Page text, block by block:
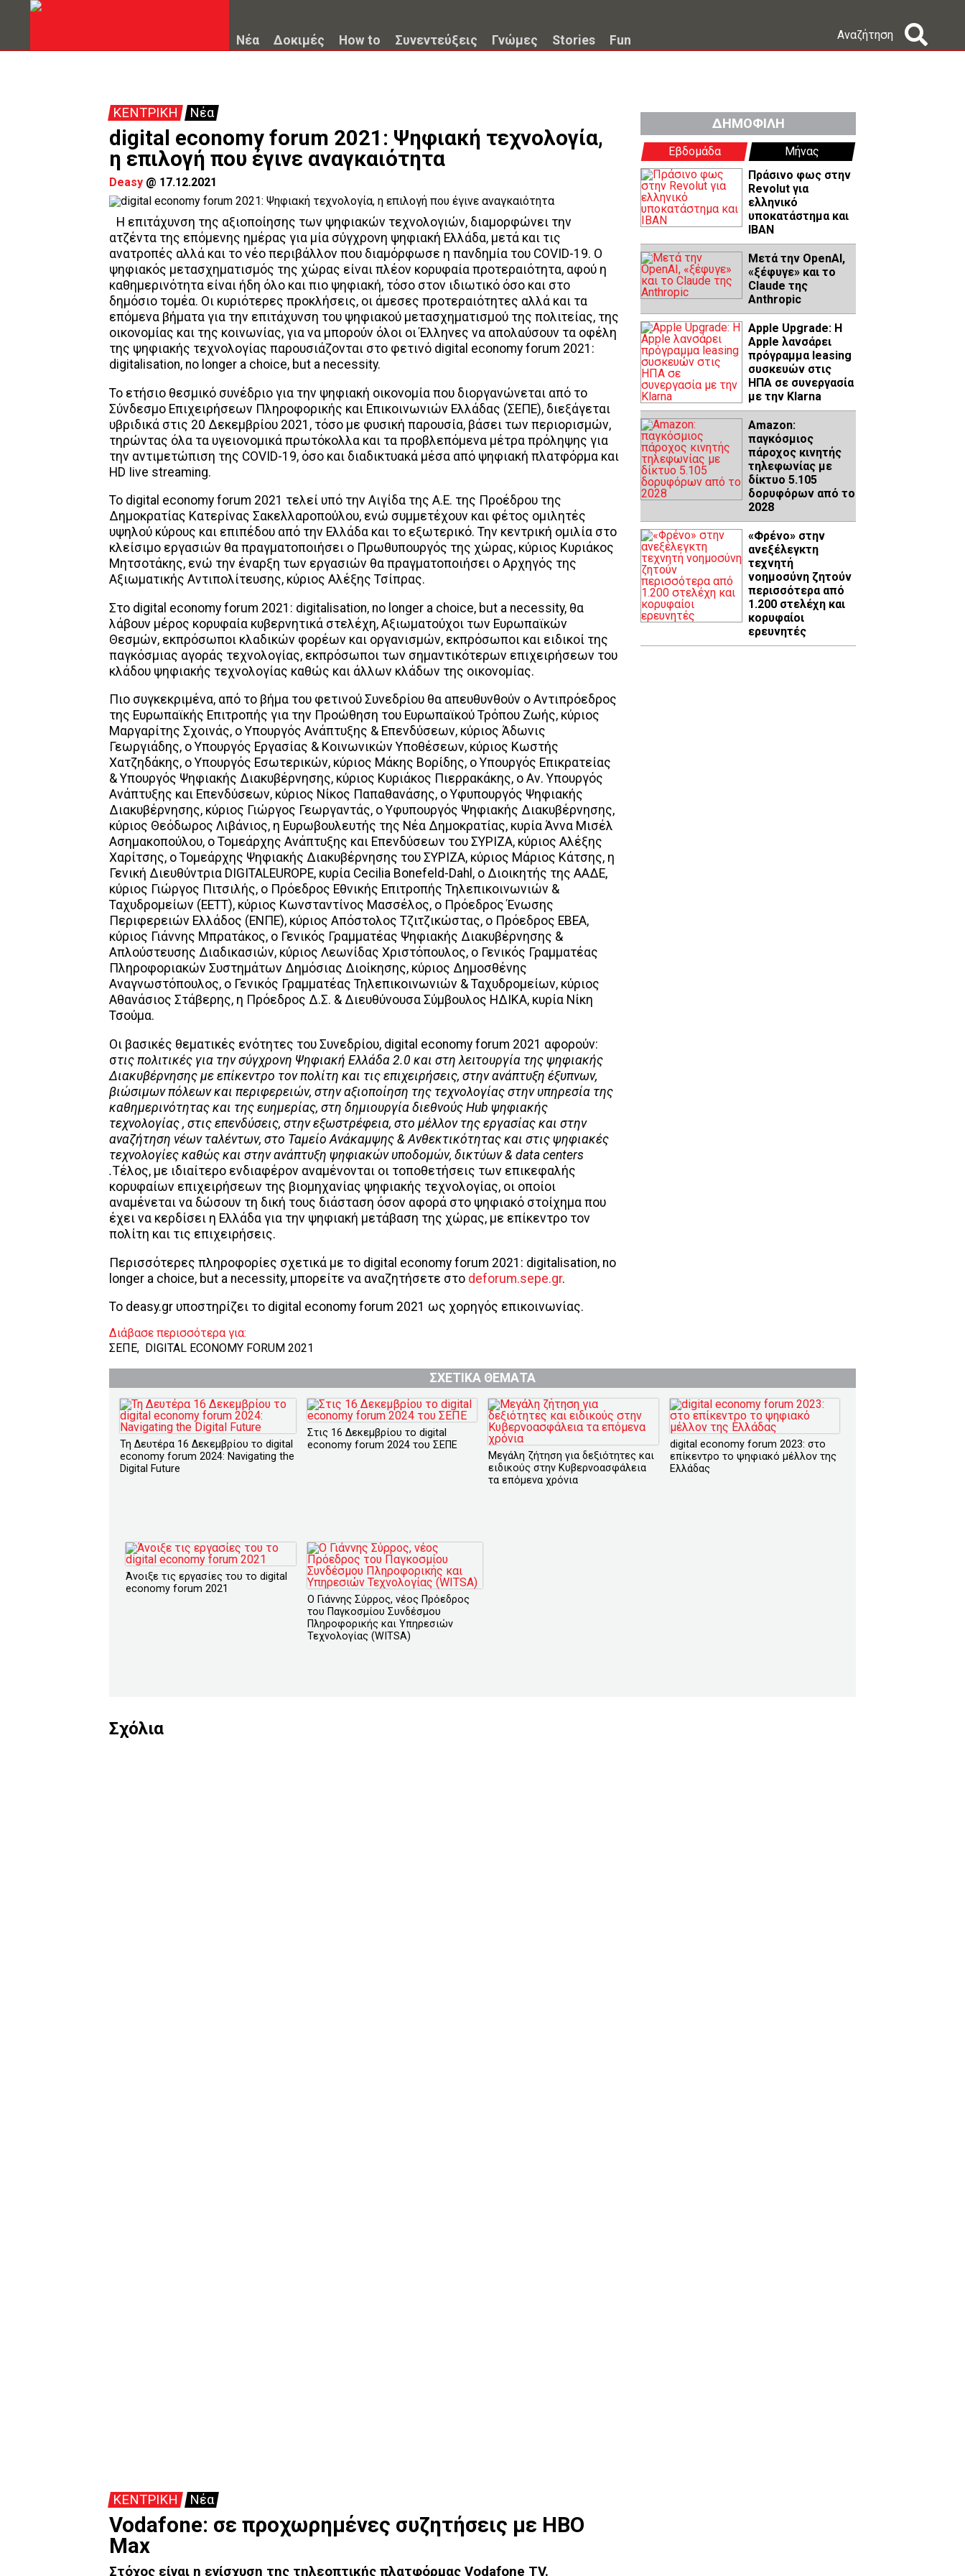
Νέα Δοκιμές How to Συνεντεύξεις Γνώμες Stories Fun Αναζήτηση
ΚΕΝΤΡΙΚΗ Νέα
digital economy forum 2021: Ψηφιακή τεχνολογία,
η επιλογή που έγινε αναγκαιότητα
Deasy @ 17.12.2021
Η επιτάχυνση της αξιοποίησης των ψηφιακών τεχνολογιών, διαμορφώνει την
ατζέντα της επόμενης ημέρας για μία σύγχρονη ψηφιακή Ελλάδα, μετά και τις
ανατροπές αλλά και το νέο περιβάλλον που διαμόρφωσε η πανδημία του COVID-19. Ο
ψηφιακός μετασχηματισμός της χώρας είναι πλέον κορυφαία προτεραιότητα, αφού η
καθημερινότητα είναι ήδη όλο και πιο ψηφιακή, τόσο στον ιδιωτικό όσο και στο
δημόσιο τομέα. Οι κυριότερες προκλήσεις, οι άμεσες προτεραιότητες αλλά και τα
επόμενα βήματα για την επιτάχυνση του ψηφιακού μετασχηματισμού της πολιτείας, της
οικονομίας και της κοινωνίας, για να μπορούν όλοι οι Έλληνες να απολαύσουν τα οφέλη
της ψηφιακής τεχνολογίας παρουσιάζονται στο φετινό digital economy forum 2021:
digitalisation, no longer a choice, but a necessity.
Το ετήσιο θεσμικό συνέδριο για την ψηφιακή οικονομία που διοργανώνεται από το
Σύνδεσμο Επιχειρήσεων Πληροφορικής και Επικοινωνιών Ελλάδας (ΣΕΠΕ), διεξάγεται
υβριδικά στις 20 Δεκεμβρίου 2021, τόσο με φυσική παρουσία, βάσει των περιορισμών,
τηρώντας όλα τα υγειονομικά πρωτόκολλα και τα προβλεπόμενα μέτρα πρόληψης για
την αντιμετώπιση της COVID-19, όσο και διαδικτυακά μέσα από ψηφιακή πλατφόρμα και
HD Iive streaming.
Το digital economy forum 2021 τελεί υπό την Αιγίδα της Α.E. της Προέδρου της
Δημοκρατίας Κατερίνας Σακελλαροπούλου, ενώ συμμετέχουν και φέτος ομιλητές
υψηλού κύρους και επιπέδου από την Ελλάδα και το εξωτερικό. Την κεντρική ομιλία στο
κλείσιμο εργασιών θα πραγματοποιήσει ο Πρωθυπουργός της χώρας, κύριος Κυριάκος
Μητσοτάκης, ενώ την έναρξη των εργασιών θα πραγματοποιήσει ο Αρχηγός της
Αξιωματικής Αντιπολίτευσης, κύριος Αλέξης Τσίπρας.
Στο digital economy forum 2021: digitalisation, no longer a choice, but a necessity, θα
λάβουν μέρος κορυφαία κυβερνητικά στελέχη, Αξιωματούχοι των Ευρωπαϊκών
Θεσμών, εκπρόσωποι κλαδικών φορέων και οργανισμών, εκπρόσωποι και ειδικοί της
παγκόσμιας αγοράς τεχνολογίας, εκπρόσωποι των σημαντικότερων επιχειρήσεων του
κλάδου ψηφιακής τεχνολογίας καθώς και άλλων κλάδων της οικονομίας.
Πιο συγκεκριμένα, από το βήμα του φετινού Συνεδρίου θα απευθυνθούν ο Αντιπρόεδρος
της Ευρωπαϊκής Επιτροπής για την Προώθηση του Ευρωπαϊκού Τρόπου Ζωής, κύριος
Μαργαρίτης Σχοινάς, ο Υπουργός Ανάπτυξης & Επενδύσεων, κύριος Άδωνις
Γεωργιάδης, ο Υπουργός Εργασίας & Κοινωνικών Υποθέσεων, κύριος Κωστής
Χατζηδάκης, ο Υπουργός Εσωτερικών, κύριος Μάκης Βορίδης, ο Υπουργός Επικρατείας
& Υπουργός Ψηφιακής Διακυβέρνησης, κύριος Κυριάκος Πιερρακάκης, ο Αν. Υπουργός
Ανάπτυξης και Επενδύσεων, κύριος Νίκος Παπαθανάσης, ο Υφυπουργός Ψηφιακής
Διακυβέρνησης, κύριος Γιώργος Γεωργαντάς, ο Υφυπουργός Ψηφιακής Διακυβέρνησης,
κύριος Θεόδωρος Λιβάνιος, η Ευρωβουλευτής της Νέα Δημοκρατίας, κυρία Άννα Μισέλ
Ασημακοπούλου, ο Τομεάρχης Ανάπτυξης και Επενδύσεων του ΣΥΡΙΖΑ, κύριος Αλέξης
Χαρίτσης, ο Τομεάρχης Ψηφιακής Διακυβέρνησης του ΣΥΡΙΖΑ, κύριος Μάριος Κάτσης, η
Γενική Διευθύντρια DIGITALEUROPE, κυρία Cecilia Bonefeld-Dahl, ο Διοικητής της ΑΑΔΕ,
κύριος Γιώργος Πιτσιλής, ο Πρόεδρος Εθνικής Επιτροπής Τηλεπικοινωνιών &
Ταχυδρομείων (EETT), κύριος Κωνσταντίνος Μασσέλος, ο Πρόεδρος Ένωσης
Περιφερειών Ελλάδος (ΕΝΠΕ), κύριος Απόστολος Τζιτζικώστας, ο Πρόεδρος ΕΒΕΑ,
κύριος Γιάννης Μπρατάκος, ο Γενικός Γραμματέας Ψηφιακής Διακυβέρνησης &
Απλούστευσης Διαδικασιών, κύριος Λεωνίδας Χριστόπουλος, ο Γενικός Γραμματέας
Πληροφοριακών Συστημάτων Δημόσιας Διοίκησης, κύριος Δημοσθένης
Αναγνωστόπουλος, ο Γενικός Γραμματέας Τηλεπικοινωνιών & Ταχυδρομείων, κύριος
Αθανάσιος Στάβερης, η Πρόεδρος Δ.Σ. & Διευθύνουσα Σύμβουλος ΗΔΙΚΑ, κυρία Νίκη
Τσούμα.
Οι βασικές θεματικές ενότητες του Συνεδρίου, digital economy forum 2021 αφορούν:
στις πολιτικές για την σύγχρονη Ψηφιακή Ελλάδα 2.0 και στη λειτουργία της ψηφιακής
Διακυβέρνησης με επίκεντρο τον πολίτη και τις επιχειρήσεις, στην ανάπτυξη έξυπνων,
βιώσιμων πόλεων και περιφερειών, στην αξιοποίηση της τεχνολογίας στην υπηρεσία της
καθημερινότητας και της ευημερίας, στη δημιουργία διεθνούς Hub ψηφιακής
τεχνολογίας , στις επενδύσεις, στην εξωστρέφεια, στο μέλλον της εργασίας και στην
αναζήτηση νέων ταλέντων, στο Ταμείο Ανάκαμψης & Ανθεκτικότητας και στις ψηφιακές
τεχνολογίες καθώς και στην ανάπτυξη ψηφιακών υποδομών, δικτύων & data centers
.Τέλος, με ιδιαίτερο ενδιαφέρον αναμένονται οι τοποθετήσεις των επικεφαλής
κορυφαίων επιχειρήσεων της βιομηχανίας ψηφιακής τεχνολογίας, οι οποίοι
αναμένεται να δώσουν τη δική τους διάσταση όσον αφορά στο ψηφιακό στοίχημα που
έχει να κερδίσει η Ελλάδα για την ψηφιακή μετάβαση της χώρας, με επίκεντρο τον
πολίτη και τις επιχειρήσεις.
Περισσότερες πληροφορίες σχετικά με το digital economy forum 2021: digitalisation, no
longer a choice, but a necessity, μπορείτε να αναζητήσετε στο deforum.sepe.gr.
To deasy.gr υποστηρίζει το digital economy forum 2021 ως χορηγός επικοινωνίας.
ΔΗΜΟΦΙΛΗ
Εβδομάδα
Μήνας
Πράσινο φως στην
Revolut για
ελληνικό
υποκατάστημα και
IBAN
Μετά την OpenAI,
«ξέφυγε» και το
Claude της
Anthropic
Apple Upgrade: Η
Apple λανσάρει
πρόγραμμα leasing
συσκευών στις
ΗΠΑ σε συνεργασία
με την Klarna
Amazon:
παγκόσμιος
πάροχος κινητής
τηλεφωνίας με
δίκτυο 5.105
δορυφόρων από το
2028
«Φρένο» στην
ανεξέλεγκτη
τεχνητή
νοημοσύνη ζητούν
περισσότερα από
1.200 στελέχη και
κορυφαίοι
ερευνητές
Διάβασε περισσότερα για:
ΣΕΠΕ, DIGITAL ECONOMY FORUM 2021
ΣΧΕΤΙΚΑ ΘΕΜΑΤΑ
Τη Δευτέρα 16 Δεκεμβρίου το digital
economy forum 2024: Navigating the
Digital Future
Στις 16 Δεκεμβρίου το digital
economy forum 2024 του ΣΕΠΕ
Μεγάλη ζήτηση για δεξιότητες και
ειδικούς στην Κυβερνοασφάλεια
τα επόμενα χρόνια
digital economy forum 2023: στο
επίκεντρο το ψηφιακό μέλλον της
Ελλάδας
Άνοιξε τις εργασίες του το digital
economy forum 2021
Ο Γιάννης Σύρρος, νέος Πρόεδρος
του Παγκοσμίου Συνδέσμου
Πληροφορικής και Υπηρεσιών
Τεχνολογίας (WITSA)
Σχόλια
ΚΕΝΤΡΙΚΗ Νέα
Vodafone: σε προχωρημένες συζητήσεις με HBO
Max
Στόχος είναι η ενίσχυση της τηλεοπτικής πλατφόρμας Vodafone TV.